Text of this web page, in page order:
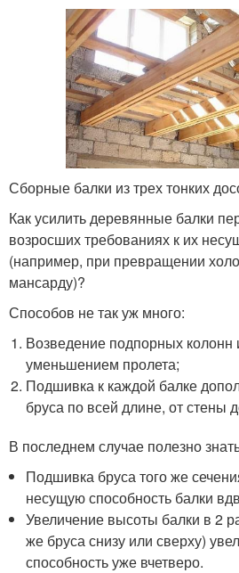
Сборные балки из трех тонких
Как усилить деревянные балки
возросших требованиях к их
(например, при превращении
мансарду)?
Способов не так уж много:
Возведение подпорных колонн
уменьшением пролета;
Подшивка к каждой балке
бруса по всей длине, от стены
В последнем случае полезно
Подшивка бруса того же
несущую способность балки
Увеличение высоты балки в 2
же бруса снизу или сверху)
способность уже вчетверо.